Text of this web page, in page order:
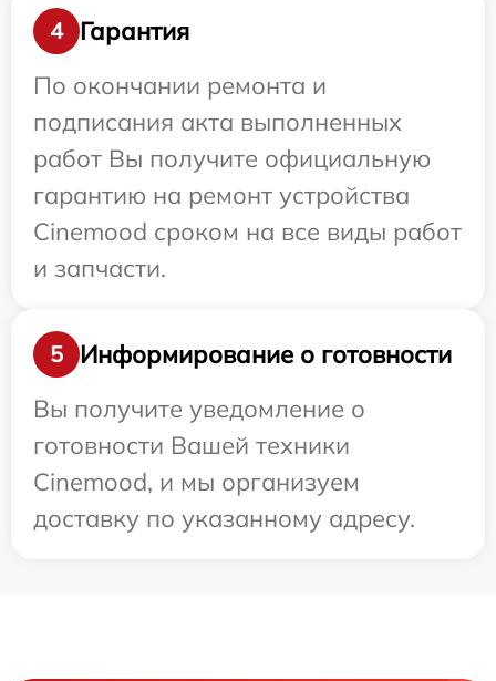
4
Гарантия
По окончании ремонта и
подписания акта выполненных
работ Вы получите официальную
гарантию на ремонт устройства
Cinemood сроком на все виды работ
и запчасти.
5
Информирование о готовности
Вы получите уведомление о
готовности Вашей техники
Cinemood, и мы организуем
доставку по указанному адресу.